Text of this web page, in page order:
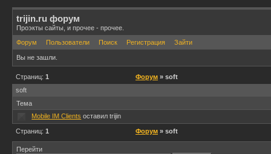
trijin.ru форум
Проэкты сайты, и прочее - прочее.
Форум
Пользователи Поиск Регистрация Зайти
Вы не зашли.
Страниц: 1 Форум » soft
soft
Тема
Mobile IM Clients оставил trijin
Страниц: 1 Форум » soft
Перейти